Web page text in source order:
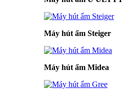
Máy hút ẩm Steiger
Máy hút ẩm Midea